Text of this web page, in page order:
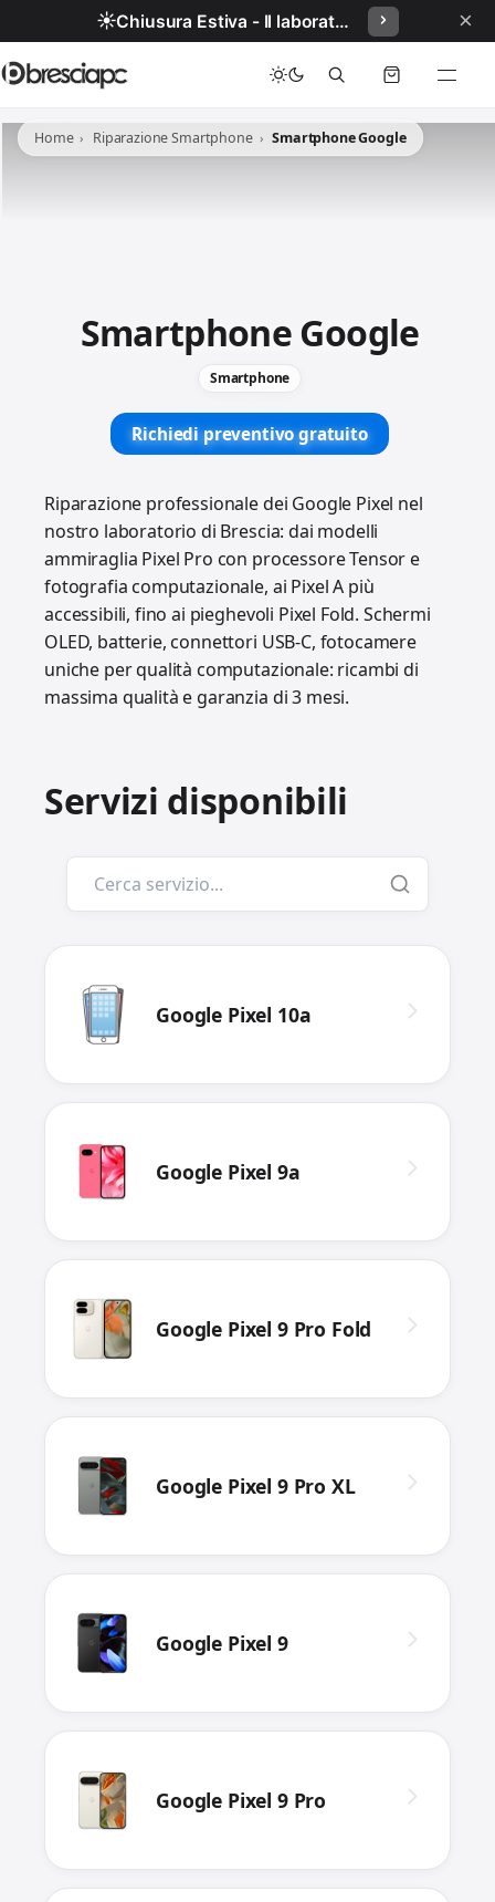
☀️ Chiusura Estiva - Il laboratorio resterà chiuso per ferie dal 29/06/2026 al 05/07/2026 compresi. ×
Home Riparazione Smartphone Smartphone Google
Smartphone Google
Smartphone
Richiedi preventivo gratuito
Riparazione professionale dei Google Pixel nel
nostro laboratorio di Brescia: dai modelli
ammiraglia Pixel Pro con processore Tensor e
fotografia computazionale, ai Pixel A più
accessibili, fino ai pieghevoli Pixel Fold. Schermi
OLED, batterie, connettori USB-C, fotocamere
uniche per qualità computazionale: ricambi di
massima qualità e garanzia di 3 mesi.
Servizi disponibili
Google Pixel 10a
Google Pixel 9a
Google Pixel 9 Pro Fold
Google Pixel 9 Pro XL
Google Pixel 9
Google Pixel 9 Pro